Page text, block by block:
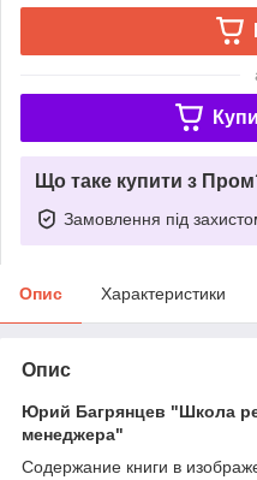
Що таке купити з
Замовлення під
Опис Характеристики
Опис
Юрий Багрянцев "Школа
менеджера"
Содержание книги в